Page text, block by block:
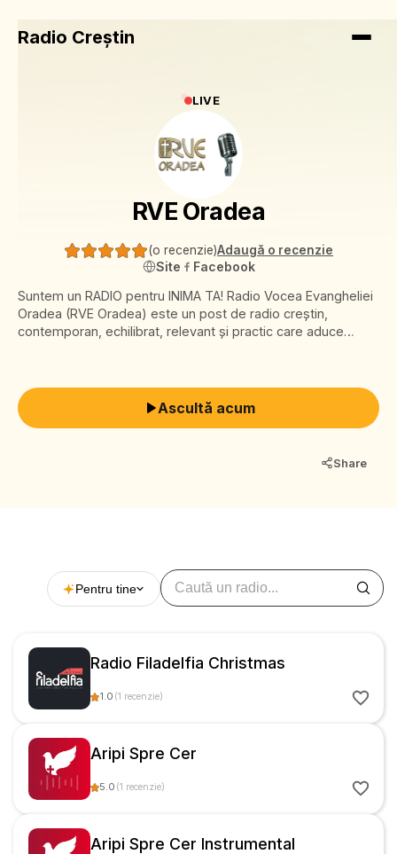
Radio Creștin
LIVE
RVE Oradea
(o recenzie)Adaugă o recenzie
Site
Facebook
Suntem un RADIO pentru INIMA TA! Radio Vocea Evangheliei
Oradea (RVE Oradea) este un post de radio creștin,
contemporan, echilibrat, relevant și practic care aduce
mare preț pentru sufletul tău: înțelepciune, bucurie, pace,
speranță și dragoste.
Ascultă acum
Share
Pentru tine
Radio Filadelfia Christmas
1.0 (1 recenzie)
Aripi Spre Cer
5.0 (1 recenzie)
Aripi Spre Cer Instrumental